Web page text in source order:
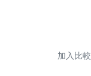
加入比較